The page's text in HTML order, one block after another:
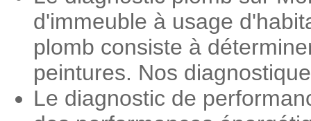
d'immeuble à usage
plomb consiste à
peintures. Nos
Le diagnostic de